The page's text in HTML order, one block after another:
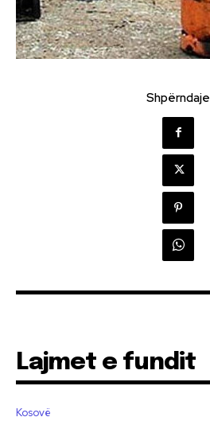
Shpërndaje
Lajmet e fundit
Kosovë